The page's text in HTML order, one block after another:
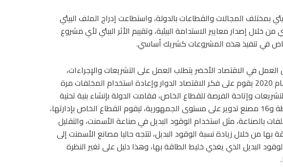
بمختلف المجالات والقطاعات بالدولة، واستطاعت إدراج الملف البيئي
إصدار معايير الاستدامة البيئية، وتقييم الأثر البيئي لأي مشروع
في تنفيذ هذه المشروعات كشريك أساسي.
في الاقتصاد الأخضر يتطلب العمل على التشريعات والإجراءات،
فمثلا قانون تنظيم إدارة المخلفات الصادر عام 2020 يقوم على فكر الاقتصاد الدوار وإعادة استخدام المخلفات مرة
وإتاحة الفرصة للقطاع الخاص، فقامت الدولة بإنشاء بنية تحتية
وصلت إلى 20 مدفنا صحيا و63 محطة وسيطة و16 مصنع تدوير على مستوى الجمهورية، ليقوم القطاع الخاص بإدارتها،
بالصناعة، مثل استخدام الوقود البديل في صناعة الأسمنت، والتقليل
من خلال زيادة نسبة الوقود البديل، لتتجه حاليا مصانع الأسمنت إلى
البديل الذي يغذي خليط الطاقة بها، وهذا دليل على تغير النظرة